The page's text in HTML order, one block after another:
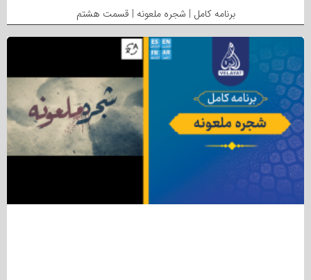
برنامه کامل | شجره ملعونه | قسمت هشتم